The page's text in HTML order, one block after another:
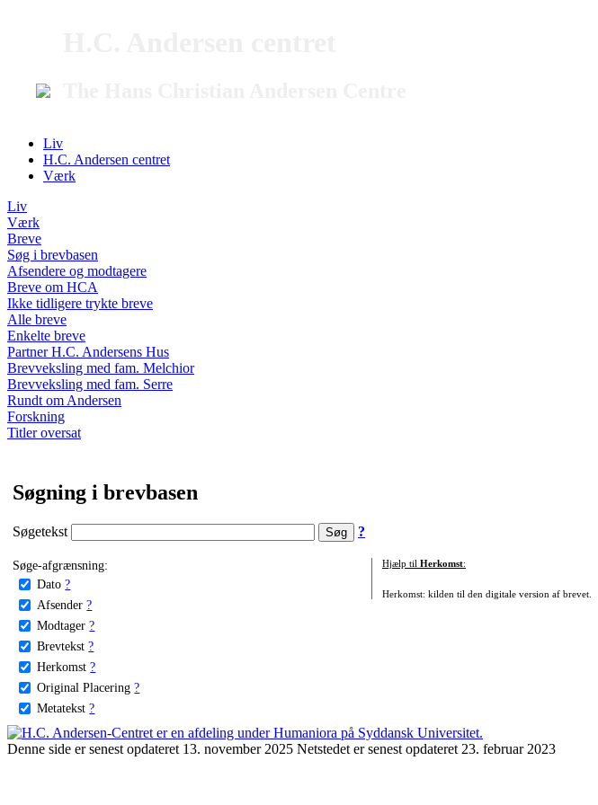
Liv
H.C. Andersen centret
Værk
Liv
Værk
Breve
Søg i brevbasen
Afsendere og modtagere
Breve om HCA
Ikke tidligere trykte breve
Alle breve
Enkelte breve
Partner H.C. Andersens Hus
Brevveksling med fam. Melchior
Brevveksling med fam. Serre
Rundt om Andersen
Forskning
Titler oversat
Søgning i brevbasen
Søgetekst ?
Søge-afgrænsning:
Dato ?
Afsender ?
Modtager ?
Brevtekst ?
Herkomst ?
Original Placering ?
Metatekst ?
Hjælp til Herkomst:
Herkomst: kilden til den digitale version af brevet.
Denne side er senest opdateret 13. november 2025 Netstedet er senest opdateret 23. februar 2023